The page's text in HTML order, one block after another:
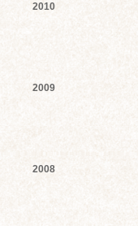
2010
2009
2008